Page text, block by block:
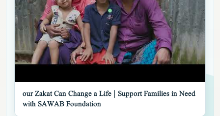
our Zakat Can Change a Life | Support Families in Need
with SAWAB Foundation